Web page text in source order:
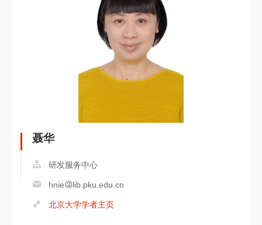
聂华
研发服务中心
hnie lib.pku.edu.cn
北京大学学者主页